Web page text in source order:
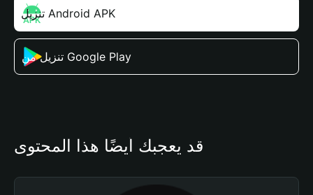
تنزيل Android APK
تنزيل من Google Play
قد يعجبك أيضًا هذا المحتوى